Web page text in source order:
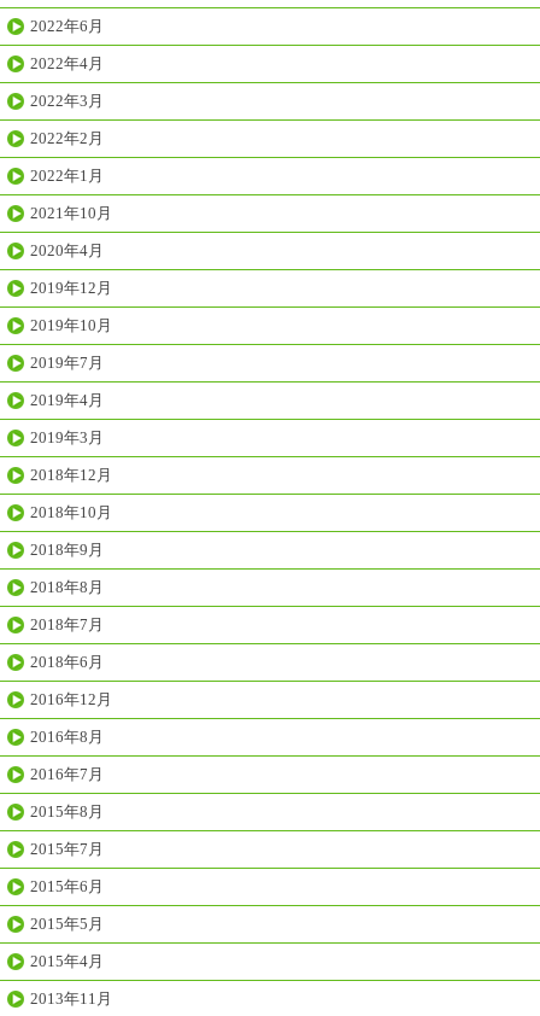
2022年6月
2022年4月
2022年3月
2022年2月
2022年1月
2021年10月
2020年4月
2019年12月
2019年10月
2019年7月
2019年4月
2019年3月
2018年12月
2018年10月
2018年9月
2018年8月
2018年7月
2018年6月
2016年12月
2016年8月
2016年7月
2015年8月
2015年7月
2015年6月
2015年5月
2015年4月
2013年11月